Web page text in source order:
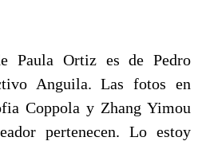
Paula Ortiz es de Pedro
Anguila. Las fotos en
Coppola y Zhang Yimou
pertenecen. Lo estoy